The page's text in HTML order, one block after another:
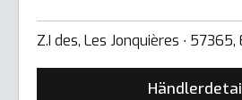
Z.I des, Les Jonquières ∙ 57365,